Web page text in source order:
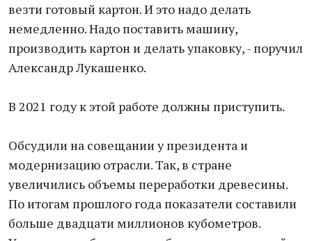
везти готовый картон. И это надо делать
немедленно. Надо поставить машину,
производить картон и делать упаковку, - поручил
Александр Лукашенко.
В 2021 году к этой работе должны приступить.
Обсудили на совещании у президента и
модернизацию отрасли. Так, в стране
увеличились объемы переработки древесины.
По итогам прошлого года показатели составили
больше двадцати миллионов кубометров.